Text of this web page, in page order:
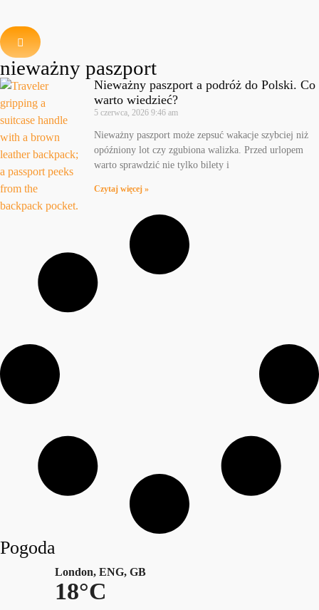
nieważny paszport
Nieważny paszport a podróż do Polski. Co
warto wiedzieć?
5 czerwca, 2026 9:46 am
Nieważny paszport może zepsuć wakacje szybciej niż
opóźniony lot czy zgubiona walizka. Przed urlopem
warto sprawdzić nie tylko bilety i
Czytaj więcej »
Pogoda
London, ENG, GB
18°C